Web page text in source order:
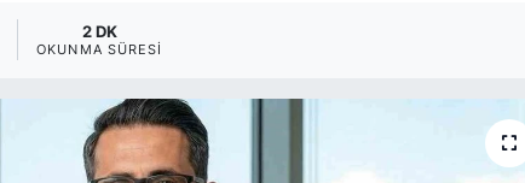
2 DK
OKUNMA SÜRESI